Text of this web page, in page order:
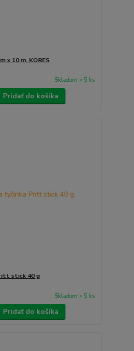
x 10 m, KORES
Skladom > 5 ks
Pridať do košíka
stick 40 g
Skladom > 5 ks
Pridať do košíka